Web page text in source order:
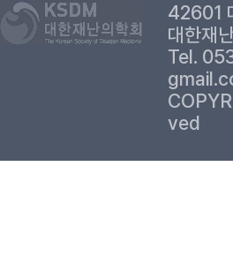
42601
대한재
Tel.
ved